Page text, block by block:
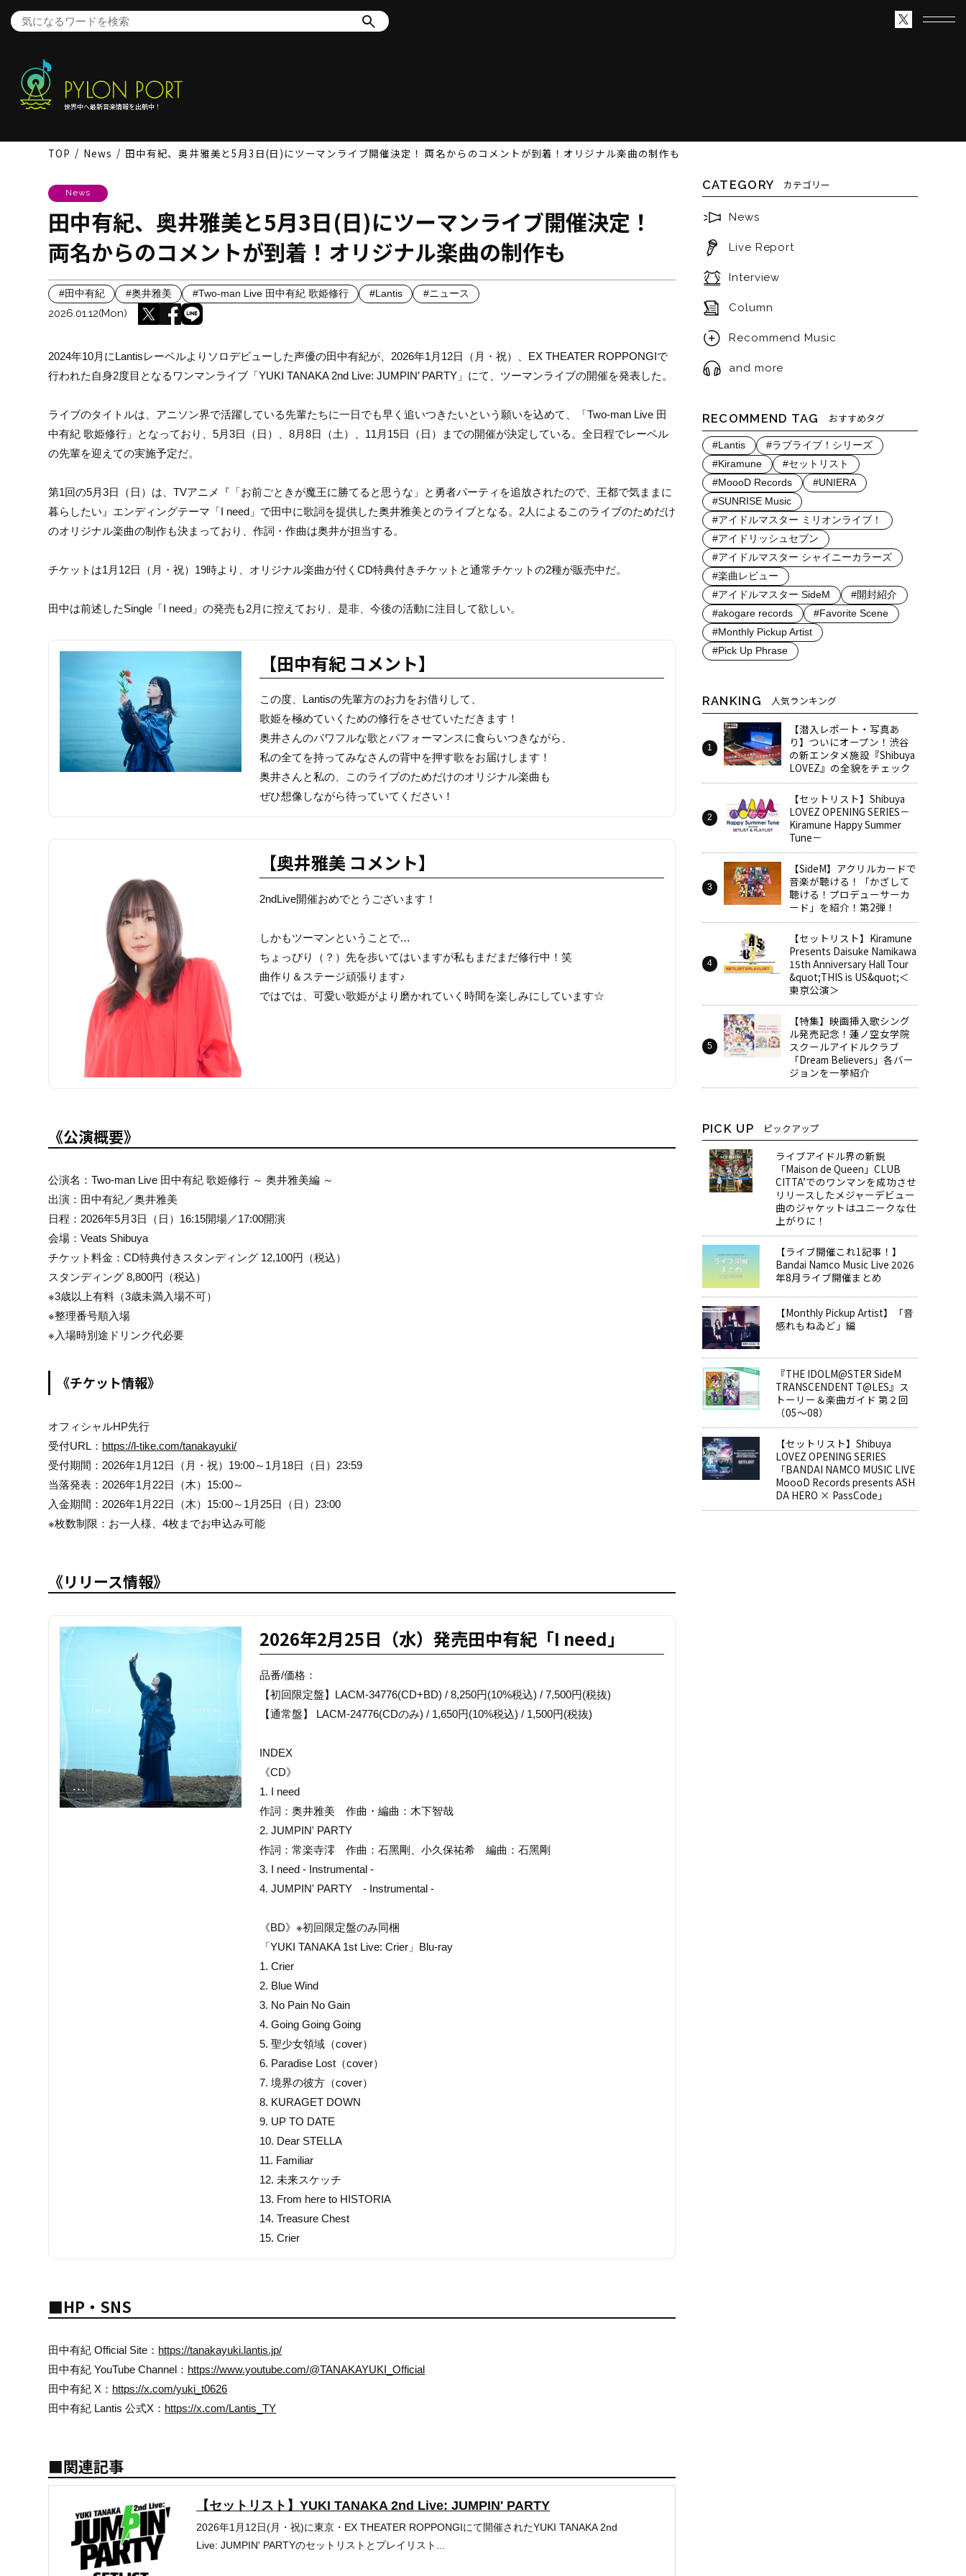
世界中へ最新音楽情報を出航中！
TOP News 田中有紀、奥井雅美と5月3日(日)にツーマンライブ開催決定！ 両名からのコメントが到着！オリジナル楽曲の制作も
News
田中有紀、奥井雅美と5月3日(日)にツーマンライブ開催決定！
両名からのコメントが到着！オリジナル楽曲の制作も
#田中有紀 #奥井雅美 #Two-man Live 田中有紀 歌姫修行 #Lantis #ニュース
2026.01.12(Mon)
2024年10月にLantisレーベルよりソロデビューした声優の田中有紀が、2026年1月12日（月・祝）、EX THEATER ROPPONGIで
行われた自身2度目となるワンマンライブ「YUKI TANAKA 2nd Live: JUMPIN’ PARTY」にて、ツーマンライブの開催を発表した。
ライブのタイトルは、アニソン界で活躍している先輩たちに一日でも早く追いつきたいという願いを込めて、「Two-man Live 田
中有紀 歌姫修行」となっており、5月3日（日）、8月8日（土）、11月15日（日）までの開催が決定している。全日程でレーベル
の先輩を迎えての実施予定だ。
第1回の5月3日（日）は、TVアニメ『「お前ごときが魔王に勝てると思うな」と勇者パーティを追放されたので、王都で気ままに
暮らしたい』エンディングテーマ「I need」で田中に歌詞を提供した奥井雅美とのライブとなる。2人によるこのライブのためだけ
のオリジナル楽曲の制作も決まっており、作詞・作曲は奥井が担当する。
チケットは1月12日（月・祝）19時より、オリジナル楽曲が付くCD特典付きチケットと通常チケットの2種が販売中だ。
田中は前述したSingle「I need」の発売も2月に控えており、是非、今後の活動に注目して欲しい。
【田中有紀 コメント】
この度、Lantisの先輩方のお力をお借りして、
歌姫を極めていくための修行をさせていただきます！
奥井さんのパワフルな歌とパフォーマンスに食らいつきながら、
私の全てを持ってみなさんの背中を押す歌をお届けします！
奥井さんと私の、このライブのためだけのオリジナル楽曲も
ぜひ想像しながら待っていてください！
【奥井雅美 コメント】
2ndLive開催おめでとうございます！
しかもツーマンということで…
ちょっぴり（？）先を歩いてはいますが私もまだまだ修行中！笑
曲作り＆ステージ頑張ります♪
ではでは、可愛い歌姫がより磨かれていく時間を楽しみにしています☆
《公演概要》
公演名：Two-man Live 田中有紀 歌姫修行 ～ 奥井雅美編 ～
出演：田中有紀／奥井雅美
日程：2026年5月3日（日）16:15開場／17:00開演
会場：Veats Shibuya
チケット料金：CD特典付きスタンディング 12,100円（税込）
スタンディング 8,800円（税込）
※3歳以上有料（3歳未満入場不可）
※整理番号順入場
※入場時別途ドリンク代必要
《チケット情報》
オフィシャルHP先行
受付URL： https://l-tike.com/tanakayuki/
受付期間：2026年1月12日（月・祝）19:00～1月18日（日）23:59
当落発表：2026年1月22日（木）15:00～
入金期間：2026年1月22日（木）15:00～1月25日（日）23:00
※枚数制限：お一人様、4枚までお申込み可能
《リリース情報》
2026年2月25日（水）発売田中有紀「I need」
品番/価格：
【初回限定盤】LACM-34776(CD+BD) / 8,250円(10%税込) / 7,500円(税抜)
【通常盤】 LACM-24776(CDのみ) / 1,650円(10%税込) / 1,500円(税抜)
INDEX
《CD》
1. I need
作詞：奥井雅美 作曲・編曲：木下智哉
2. JUMPIN' PARTY
作詞：常楽寺澪 作曲：石黑剛、小久保祐希 編曲：石黑剛
3. I need - Instrumental -
4. JUMPIN' PARTY - Instrumental -
《BD》※初回限定盤のみ同梱
「YUKI TANAKA 1st Live: Crier」Blu-ray
1. Crier
2. Blue Wind
3. No Pain No Gain
4. Going Going Going
5. 聖少女領域（cover）
6. Paradise Lost（cover）
7. 境界の彼方（cover）
8. KURAGET DOWN
9. UP TO DATE
10. Dear STELLA
11. Familiar
12. 未来スケッチ
13. From here to HISTORIA
14. Treasure Chest
15. Crier
■HP・SNS
田中有紀 Official Site： https://tanakayuki.lantis.jp/
田中有紀 YouTube Channel： https://www.youtube.com/@TANAKAYUKI_Official
田中有紀 X： https://x.com/yuki_t0626
田中有紀 Lantis 公式X： https://x.com/Lantis_TY
■関連記事
【セットリスト】YUKI TANAKA 2nd Live: JUMPIN' PARTY
2026年1月12日(月・祝)に東京・EX THEATER ROPPONGIにて開催されたYUKI TANAKA 2nd
Live: JUMPIN' PARTYのセットリストとプレイリスト...
CATEGORY カテゴリー
News
Live Report
Interview
Column
Recommend Music
and more
RECOMMEND TAG おすすめタグ
#Lantis
#ラブライブ！シリーズ
#Kiramune
#セットリスト
#MoooD Records
#UNIERA
#SUNRISE Music
#アイドルマスター ミリオンライブ！
#アイドリッシュセブン
#アイドルマスター シャイニーカラーズ
#楽曲レビュー
#アイドルマスター SideM
#開封紹介
#akogare records
#Favorite Scene
#Monthly Pickup Artist
#Pick Up Phrase
RANKING 人気ランキング
【潜入レポート・写真あ
り】ついにオープン！渋谷
の新エンタメ施設『Shibuya
LOVEZ』の全貌をチェック
【セットリスト】Shibuya
LOVEZ OPENING SERIES－
Kiramune Happy Summer
Tune－
【SideM】アクリルカードで
音楽が聴ける！「かざして
聴ける！プロデューサーカ
ード」を紹介！第2弾！
【セットリスト】Kiramune
Presents Daisuke Namikawa
15th Anniversary Hall Tour
&quot;THIS is US&quot;＜
東京公演＞
【特集】映画挿入歌シング
ル発売記念！蓮ノ空女学院
スクールアイドルクラブ
「Dream Believers」各バー
ジョンを一挙紹介
PICK UP ピックアップ
ライブアイドル界の新鋭
「Maison de Queen」CLUB
CITTA’でのワンマンを成功させ
リリースしたメジャーデビュー
曲のジャケットはユニークな仕
上がりに！
【ライブ開催これ1記事！】
Bandai Namco Music Live 2026
年8月ライブ開催まとめ
【Monthly Pickup Artist】「音
感れもねゐど」編
『THE IDOLM@STER SideM
TRANSCENDENT T@LES』ス
トーリー＆楽曲ガイド 第２回
（05～08）
【セットリスト】Shibuya
LOVEZ OPENING SERIES
「BANDAI NAMCO MUSIC LIVE
MoooD Records presents ASH
DA HERO × PassCode」